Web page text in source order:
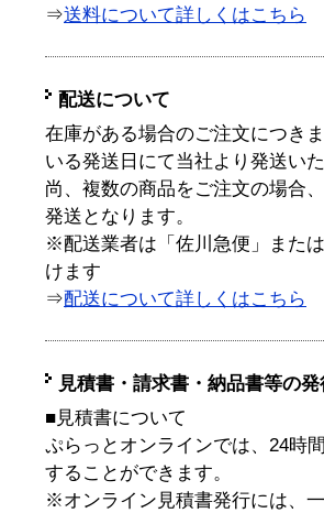
⇒送料について詳しくはこちら
配送について
在庫がある場合のご注文につき
いる発送日にて当社より発送い
尚、複数の商品をご注文の場合
発送となります。
※配送業者は「佐川急便」また
けます
⇒配送について詳しくはこちら
見積書・請求書・納品書等の
■見積書について
ぷらっとオンラインでは、24時
することができます。
※オンライン見積書発行には、